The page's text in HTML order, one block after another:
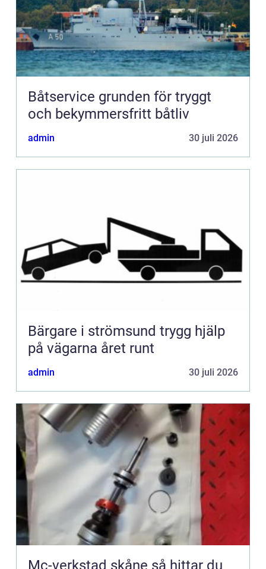
Båtservice grunden för tryggt
och bekymmersfritt båtliv
admin 30 juli 2026
Bärgare i strömsund trygg hjälp
på vägarna året runt
admin 30 juli 2026
Mc-verkstad skåne så hittar du